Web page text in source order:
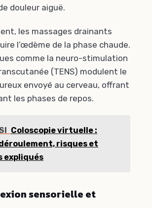
douleur aiguë.
les massages drainants
l’œdème de la phase chaude.
comme la neuro-stimulation
(TENS) modulent le
envoyé au cerveau, offrant
les phases de repos.
Coloscopie virtuelle :
risques et
expliqués
sensorielle et